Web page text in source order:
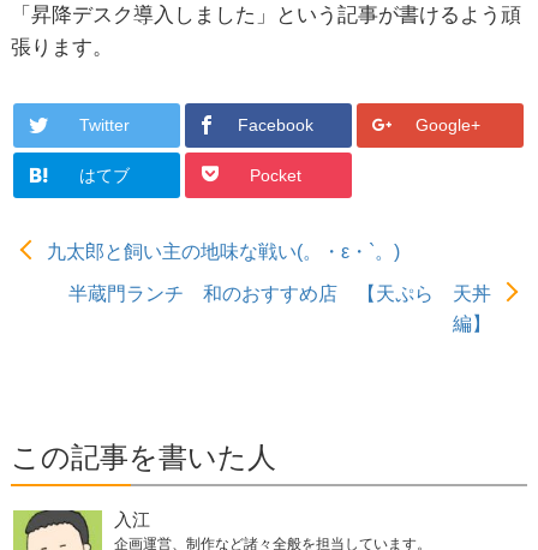
「昇降デスク導入しました」という記事が書けるよう頑
張ります。
Twitter Facebook Google+
はてブ Pocket
九太郎と飼い主の地味な戦い(。・ε・`。)
半蔵門ランチ 和のおすすめ店 【天ぷら 天丼
編】
この記事を書いた人
入江
企画運営、制作など諸々全般を担当しています。